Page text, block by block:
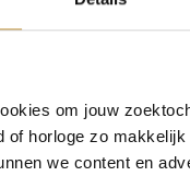
om jouw
of horloge zo
we content en
Clic by Suzanne
sieraden in eigen
zoals
alle sieraden
en combineren
moderne uitstraling.